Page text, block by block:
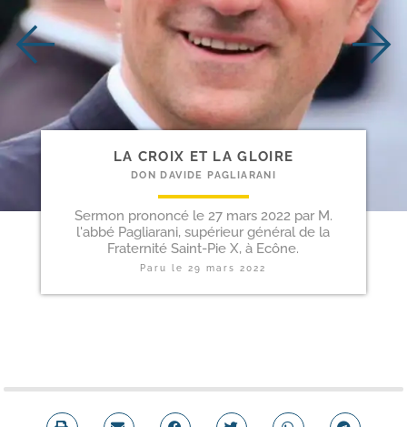
LA CROIX ET LA GLOIRE
DON DAVIDE PAGLIARANI
Sermon prononcé le 27 mars 2022 par M.
l'abbé Pagliarani, supérieur général de la
Fraternité Saint-Pie X, à Ecône.
Paru le29 mars 2022